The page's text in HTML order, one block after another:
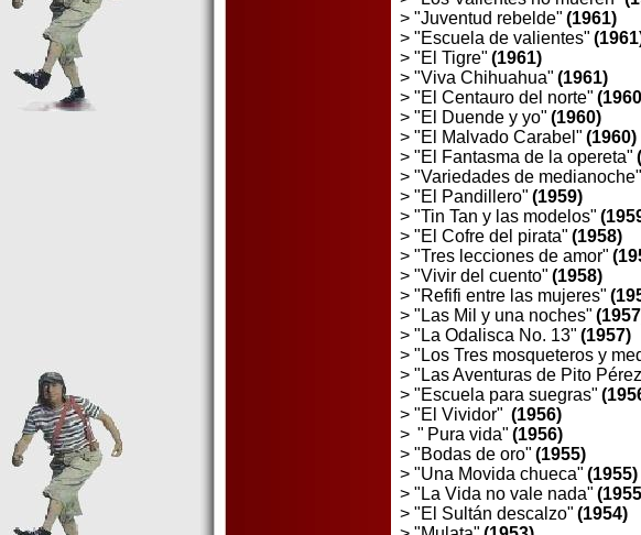
> "Juventud rebelde" (1961)
> "Escuela de valientes"
> "El Tigre" (1961)
> "Viva Chihuahua" (1961)
> "El Centauro del norte"
> "El Duende y yo" (1960)
> "El Malvado Carabel" (1960)
> "El Fantasma de la opereta"
> "Variedades de medianoche"
> "El Pandillero" (1959)
> "Tin Tan y las modelos"
> "El Cofre del pirata" (1958)
> "Tres lecciones de amor"
> "Vivir del cuento" (1958)
> "Refifi entre las mujeres"
> "Las Mil y una noches"
> "La Odalisca No. 13" (1957)
> "Los Tres mosqueteros y
> "Las Aventuras de Pito
> "Escuela para suegras"
> "El Vividor" (1956)
> " Pura vida" (1956)
> "Bodas de oro" (1955)
> "Una Movida chueca" (1955)
> "La Vida no vale nada"
> "El Sultán descalzo" (1954)